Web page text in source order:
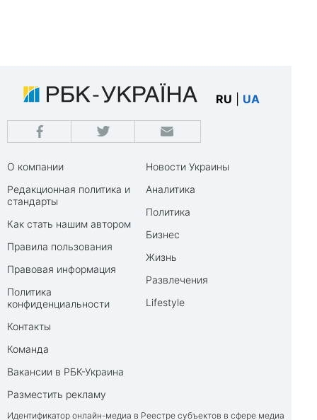
RU UA
О компании
Редакционная политика и
стандарты
Как стать нашим автором
Правила пользования
Правовая информация
Политика
конфиденциальности
Контакты
Команда
Вакансии в РБК-Украина
Разместить рекламу
Новости Украины
Аналитика
Политика
Бизнес
Жизнь
Развлечения
Lifestyle
Идентификатор онлайн-медиа в Реестре субъектов в сфере медиа